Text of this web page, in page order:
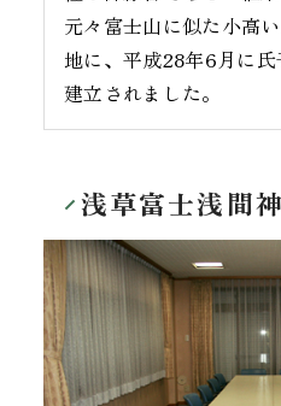
元々富士山に似た小高
地に、平成28年6月に
建立されました。
浅草富士浅間